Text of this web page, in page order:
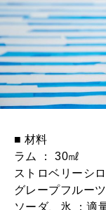
■ 材料
ラム ： 30㎖
ストロベリーシ
グレープフルー
ソーダ、氷 ：適